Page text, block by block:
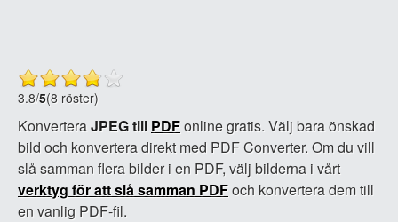
3.8/5(8 röster)
KonverteraJPEG till PDFonline gratis. Välj bara önskad
bild och konvertera direkt med PDF Converter. Om du vill
slå samman flera bilder i en PDF, välj bilderna i vårt
verktyg för att slå samman PDFoch konvertera dem till
en vanlig PDF-fil.